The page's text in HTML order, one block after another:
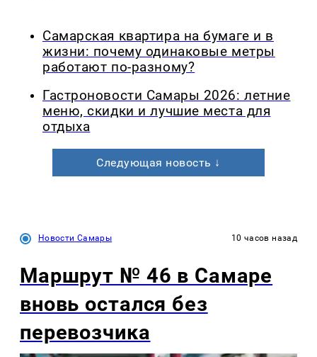
Самарская квартира на бумаге и в
жизни: почему одинаковые метры
работают по-разному?
Гастроновости Самары 2026: летние
меню, скидки и лучшие места для
отдыха
Следующая новость ↓
Новости Самары 10 часов назад
Маршрут № 46 в Самаре
вновь остался без
перевозчика